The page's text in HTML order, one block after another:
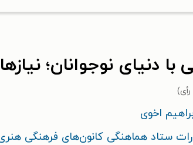
دنیای نوجوانان؛
اخوی
ستاد هماهنگی کانون‌های فرهنگی